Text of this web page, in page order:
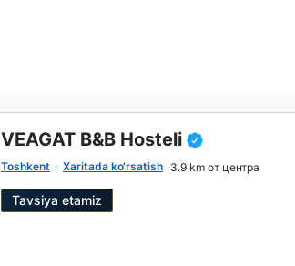
VEAGAT B&B Hosteli
Toshkent Xaritada ko‘rsatish 3.9 km от центра
Tavsiya etamiz